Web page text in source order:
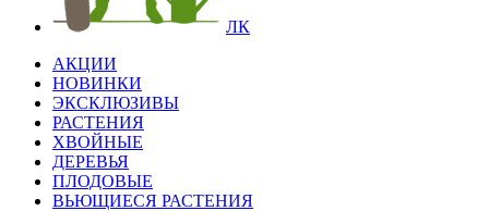
ЛК
АКЦИИ
НОВИНКИ
ЭКСКЛЮЗИВЫ
РАСТЕНИЯ
ХВОЙНЫЕ
ДЕРЕВЬЯ
ПЛОДОВЫЕ
ВЬЮЩИЕСЯ РАСТЕНИЯ